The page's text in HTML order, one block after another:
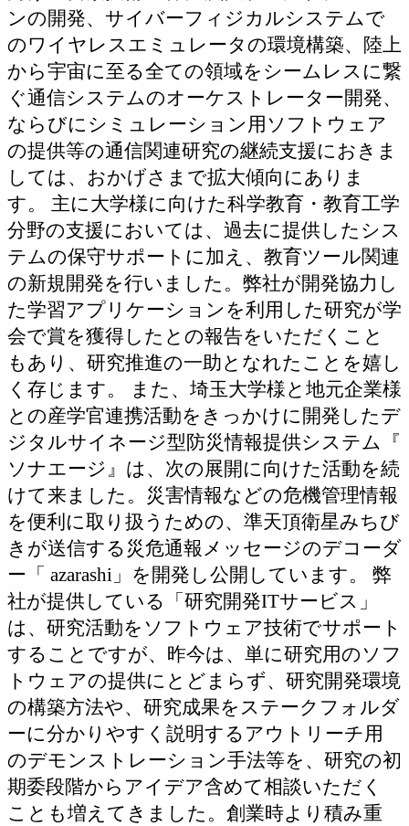
ンの開発、サイバーフィジカルシステムで
のワイヤレスエミュレータの環境構築、陸上
から宇宙に至る全ての領域をシームレスに繋
ぐ通信システムのオーケストレーター開発、
ならびにシミュレーション用ソフトウェア
の提供等の通信関連研究の継続支援におきま
しては、おかげさまで拡大傾向にありま
す。 主に大学様に向けた科学教育・教育工学
分野の支援においては、過去に提供したシス
テムの保守サポートに加え、教育ツール関連
の新規開発を行いました。弊社が開発協力し
た学習アプリケーションを利用した研究が学
会で賞を獲得したとの報告をいただくこと
もあり、研究推進の一助となれたことを嬉し
く存じます。 また、埼玉大学様と地元企業様
との産学官連携活動をきっかけに開発したデ
ジタルサイネージ型防災情報提供システム『
ソナエージ』は、次の展開に向けた活動を続
けて来ました。災害情報などの危機管理情報
を便利に取り扱うための、準天頂衛星みちび
きが送信する災危通報メッセージのデコーダ
ー「 azarashi」を開発し公開しています。 弊
社が提供している「研究開発ITサービス」
は、研究活動をソフトウェア技術でサポート
することですが、昨今は、単に研究用のソフ
トウェアの提供にとどまらず、研究開発環境
の構築方法や、研究成果をステークフォルダ
ーに分かりやすく説明するアウトリーチ用
のデモンストレーション手法等を、研究の初
期委段階からアイデア含めて相談いただく
ことも増えてきました。創業時より積み重